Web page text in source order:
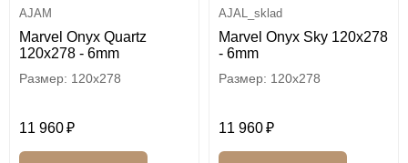
AJAM
Marvel Onyx Quartz
120x278 - 6mm
120x278
11 960
AJAL_sklad
Marvel Onyx Sky 120x278
- 6mm
120x278
11 960